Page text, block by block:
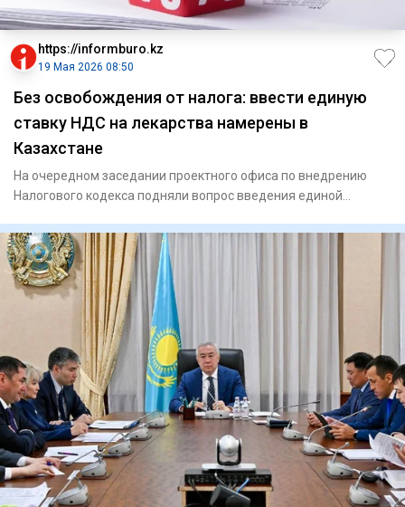
https://informburo.kz
19 Мая 2026 08:50
Без освобождения от налога: ввести единую
ставку НДС на лекарства намерены в
Казахстане
На очередном заседании проектного офиса по внедрению
Налогового кодекса подняли вопрос введения единой